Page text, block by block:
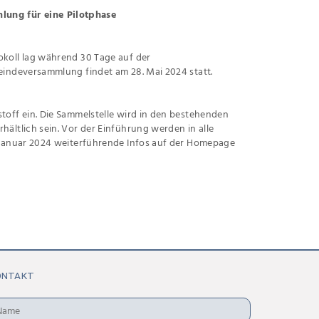
für eine Pilotphase
lag während 30 Tage auf der
findet am 28. Mai 2024 statt.
ein. Die Sammelstelle wird in den bestehenden
sein. Vor der Einführung werden in alle
2024 weiterführende Infos auf der Homepage